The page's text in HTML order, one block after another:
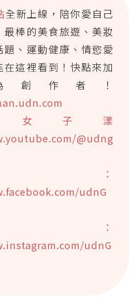
全新上線，陪你愛自己
最棒的美食旅遊、美妝
題、運動健康、情慾愛
在這裡看到！快點來加
創作者！
女子漾
@udng
：
udnG
：
udnG